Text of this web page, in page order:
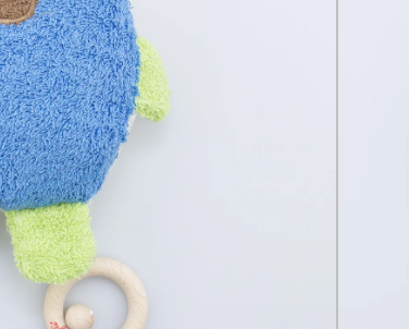
Spielwelten
Holzfahrzeuge
Ziehtiere
Schiebetiere
Puzzle und Legespiele
Stecken, Stapeln & Sortieren
Kugelbahnen
KAPLA
Käthe Kruse
Kösener Spielzeug
Lessing Produktgestaltung
Lotes Toys